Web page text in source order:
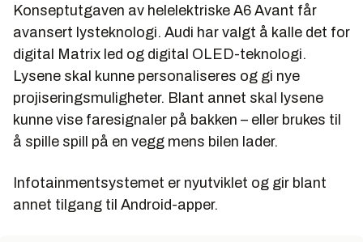
Konseptutgaven av helelektriske A6 Avant får
avansert lysteknologi. Audi har valgt å kalle det for
digital Matrix led og digital OLED-teknologi.
Lysene skal kunne personaliseres og gi nye
projiseringsmuligheter. Blant annet skal lysene
kunne vise faresignaler på bakken – eller brukes til
å spille spill på en vegg mens bilen lader.
Infotainmentsystemet er nyutviklet og gir blant
annet tilgang til Android-apper.